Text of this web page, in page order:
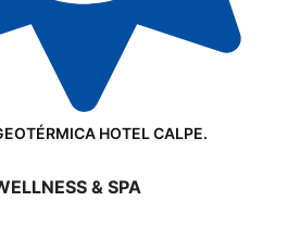
HOTEL CALPE.
& SPA